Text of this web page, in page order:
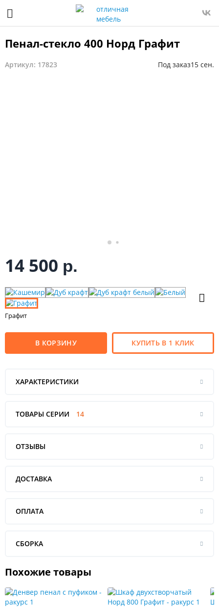
Пенал-стекло 400 Норд Графит
Артикул: 17823 Под заказ15 сен.
14 500 р.
Графит
В КОРЗИНУ КУПИТЬ В 1 КЛИК
ХАРАКТЕРИСТИКИ
ТОВАРЫ СЕРИИ 14
ОТЗЫВЫ
ДОСТАВКА
ОПЛАТА
СБОРКА
Похожие товары